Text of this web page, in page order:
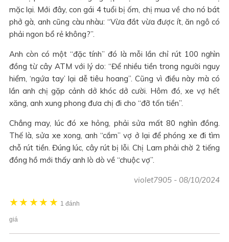
mặc lại. Mới đây, con gái 4 tuổi bị ốm, chị mua về cho nó bát
phở gà, anh cũng càu nhàu: “Vừa đắt vừa được ít, ăn ngô có
phải ngon bổ rẻ không?”.
Anh còn có một “đặc tính” đó là mỗi lần chỉ rút 100 nghìn
đồng từ cây ATM với lý do: “Để nhiều tiền trong người nguy
hiểm, ‘ngứa tay’ lại dễ tiêu hoang”. Cũng vì điều này mà có
lần anh chị gặp cảnh dở khóc dở cười. Hôm đó, xe vợ hết
xăng, anh xung phong đưa chị đi cho “đỡ tốn tiền”.
Chẳng may, lúc đó xe hỏng, phải sửa mất 80 nghìn đồng.
Thế là, sửa xe xong, anh “cắm” vợ ở lại để phóng xe đi tìm
chỗ rút tiền. Đúng lúc, cây rút bị lỗi. Chị Lam phải chờ 2 tiếng
đồng hồ mới thấy anh lò dò về “chuộc vợ”.
violet7905 - 08/10/2024
★★★★★ 1 đánh
giá